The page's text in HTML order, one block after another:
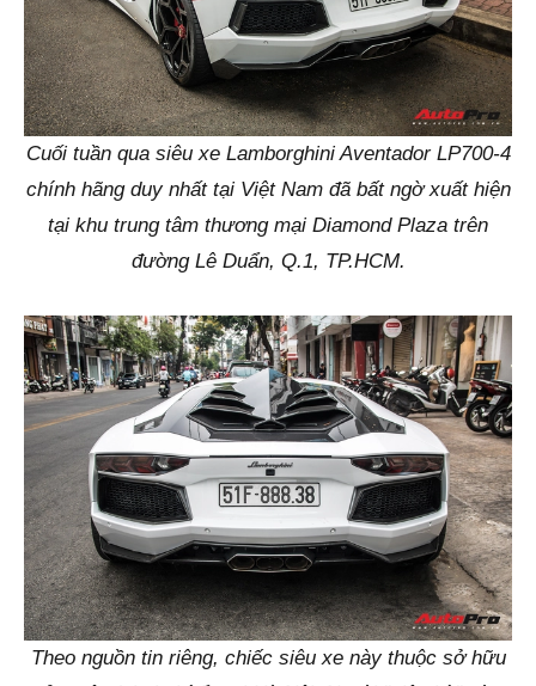
Cuối tuần qua siêu xe Lamborghini Aventador LP700-4
chính hãng duy nhất tại Việt Nam đã bất ngờ xuất hiện
tại khu trung tâm thương mại Diamond Plaza trên
đường Lê Duẩn, Q.1, TP.HCM.
Theo nguồn tin riêng, chiếc siêu xe này thuộc sở hữu